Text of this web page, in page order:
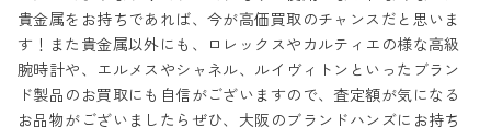
貴金属をお持ちであれば、今が高価買取のチャンスだと思いま
す！また貴金属以外にも、ロレックスやカルティエの様な高級
腕時計や、エルメスやシャネル、ルイヴィトンといったブラン
ド製品のお買取にも自信がございますので、査定額が気になる
お品物がございましたらぜひ、大阪のブランドハンズにお持ち